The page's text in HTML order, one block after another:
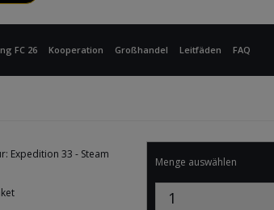
FC 26 Kooperation Großhandel Leitfäden FAQ
Expedition 33 - Steam
Menge auswählen